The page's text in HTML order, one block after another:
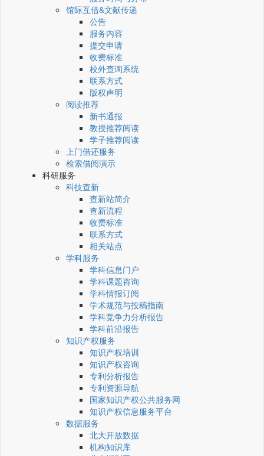
馆际互借&文献传递
公告
服务内容
提交申请
收费标准
校外查询系统
联系方式
版权声明
阅读推荐
新书通报
教授推荐阅读
学子推荐阅读
上门借还服务
检索借阅演示
科研服务
科技查新
查新站简介
查新流程
收费标准
联系方式
相关站点
学科服务
学科信息门户
学科课题咨询
学科情报订阅
学术规范与投稿指南
学科竞争力分析报告
学科前沿报告
知识产权服务
知识产权培训
知识产权咨询
专利分析报告
专利资源导航
国家知识产权公共服务网
知识产权信息服务平台
数据服务
北大开放数据
机构知识库